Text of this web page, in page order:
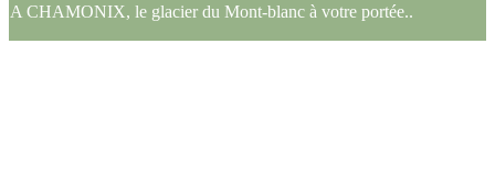
A CHAMONIX, le glacier du Mont-blanc à votre portée..